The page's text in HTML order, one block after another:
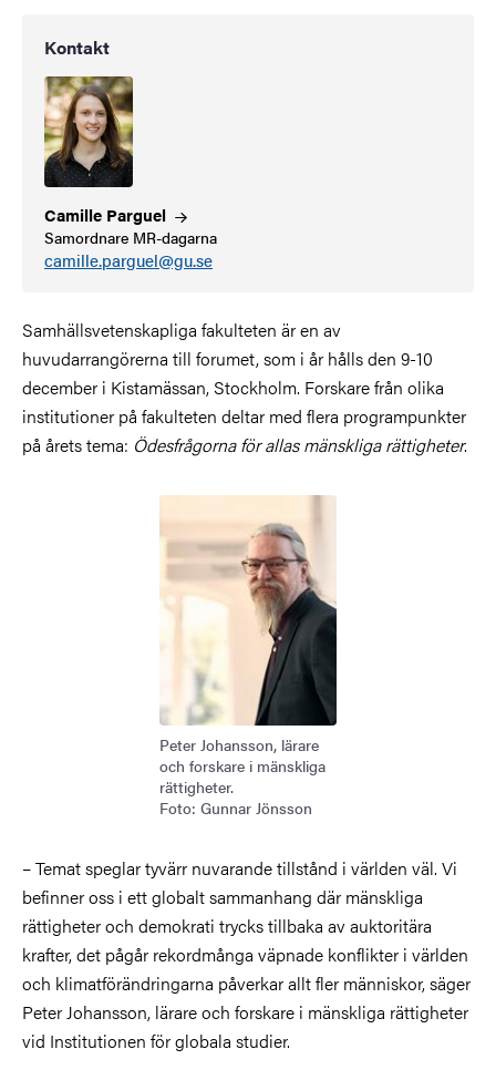
Kontakt
Camille Parguel
Samordnare MR-dagarna
camille.parguel@gu.se
Samhällsvetenskapliga fakulteten är en av
huvudarrangörerna till forumet, som i år hålls den 9-10
december i Kistamässan, Stockholm. Forskare från olika
institutioner på fakulteten deltar med flera programpunkter
på årets tema: Ödesfrågorna för allas mänskliga rättigheter.
Bild
Peter Johansson, lärare
och forskare i mänskliga
rättigheter.
Foto: Gunnar Jönsson
– Temat speglar tyvärr nuvarande tillstånd i världen väl. Vi
befinner oss i ett globalt sammanhang där mänskliga
rättigheter och demokrati trycks tillbaka av auktoritära
krafter, det pågår rekordmånga väpnade konflikter i världen
och klimatförändringarna påverkar allt fler människor, säger
Peter Johansson, lärare och forskare i mänskliga rättigheter
vid Institutionen för globala studier.